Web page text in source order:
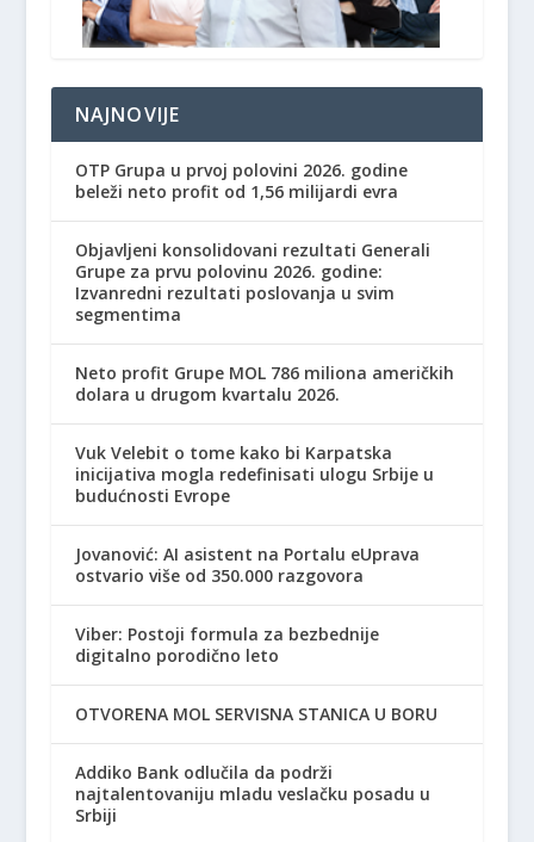
NAJNOVIJE
OTP Grupa u prvoj polovini 2026. godine
beleži neto profit od 1,56 milijardi evra
Objavljeni konsolidovani rezultati Generali
Grupe za prvu polovinu 2026. godine:
Izvanredni rezultati poslovanja u svim
segmentima
Neto profit Grupe MOL 786 miliona američkih
dolara u drugom kvartalu 2026.
Vuk Velebit o tome kako bi Karpatska
inicijativa mogla redefinisati ulogu Srbije u
budućnosti Evrope
Jovanović: AI asistent na Portalu eUprava
ostvario više od 350.000 razgovora
Viber: Postoji formula za bezbednije
digitalno porodično leto
OTVORENA MOL SERVISNA STANICA U BORU
Addiko Bank odlučila da podrži
najtalentovaniju mladu veslačku posadu u
Srbiji